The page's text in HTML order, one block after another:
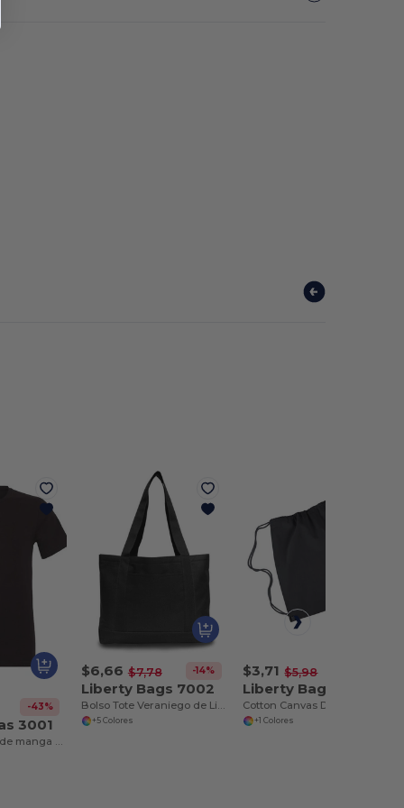
-43%
3001
Remera unisex de manga corta Jersey
$6,66 $7,78 -14%
Liberty Bags 7002
+5 Colores
$3,71 $5,98
Liberty Bags 8875
+1 Colores